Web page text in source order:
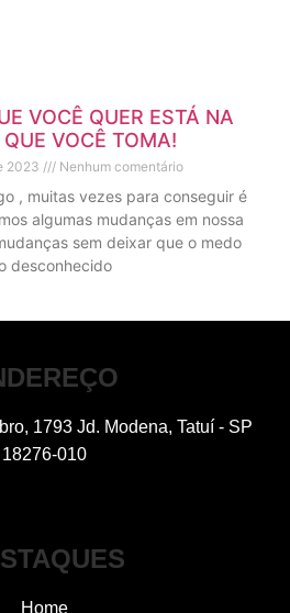
VOCÊ QUER ESTÁ NA
VOCÊ TOMA!
2023 Nenhum comentário
, muitas vezes para conseguir é
algumas mudanças em nossa
sem deixar que o medo
desconhecido
1793 Jd. Modena, Tatuí - SP
18276-010
Home